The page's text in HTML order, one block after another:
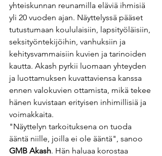
yhteiskunnan reunamilla eläviä ihmisiä
yli 20 vuoden ajan. Näyttelyssä pääset
tutustumaan koululaisiin, lapsityöläisiin,
seksityöntekijöihin, vanhuksiin ja
kehitysvammaisiin kuvien ja tarinoiden
kautta. Akash pyrkii luomaan yhteyden
ja luottamuksen kuvattaviensa kanssa
ennen valokuvien ottamista, mikä tekee
hänen kuvistaan erityisen inhimillisiä ja
voimakkaita.
"Näyttelyn tarkoituksena on tuoda
ääntä niille, joilla ei ole ääntä", sanoo
GMB Akash. Hän haluaa korostaa